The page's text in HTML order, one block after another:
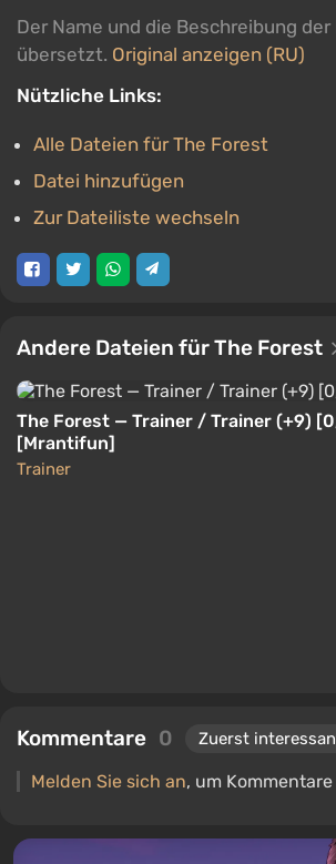
Der Name und die Beschreibung
übersetzt. Original anzeigen (RU)
Nützliche Links:
Alle Dateien für The Forest
Datei hinzufügen
Zur Dateiliste wechseln
Andere Dateien für The Forest
The Forest — Trainer / Trainer (+9)
[Mrantifun]
Trainer
Kommentare 0
Melden Sie sich an, um